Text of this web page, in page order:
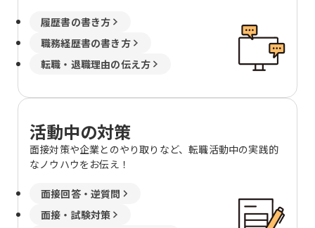
履歴書の書き方
職務経歴書の書き方
転職・退職理由の伝え方
活動中の対策
面接対策や企業とのやり取りなど、転職活動中の実践的
なノウハウをお伝え！
面接回答・逆質問
面接・試験対策